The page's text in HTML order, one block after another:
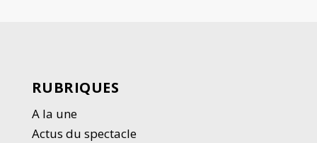
RUBRIQUES
A la une
Actus du spectacle